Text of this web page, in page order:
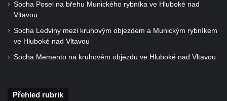
Kostel svatého Jakuba Většího v Cítolibech
Márnice na hřbitově v Chlumčanech
Kostel svatého Klementa ve Chlumčanech
Kaple svatého Václava ve Vlčí
Kaple západně od Veltěž u silnice do
Socha Posel na břehu Munického rybníka ve Hluboké nad
Vltavou
Socha Ledviny mezi kruhovým objezdem a Munickým rybníkem
ve Hluboké nad Vltavou
Socha Memento na kruhovém objezdu ve Hluboké nad Vltavou
Přehled rubrik